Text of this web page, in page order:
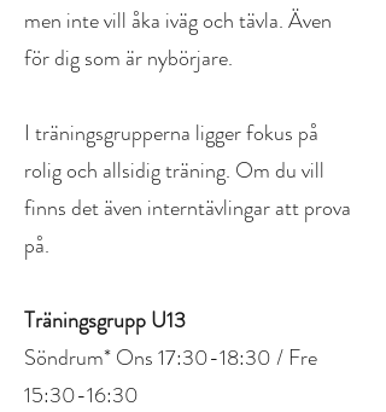
men inte vill åka iväg och tävla. Även
för dig som är nybörjare.
I träningsgrupperna ligger fokus på
rolig och allsidig träning. Om du vill
finns det även interntävlingar att prova
på.
Träningsgrupp U13
Söndrum* Ons 17:30-18:30 / Fre
15:30-16:30